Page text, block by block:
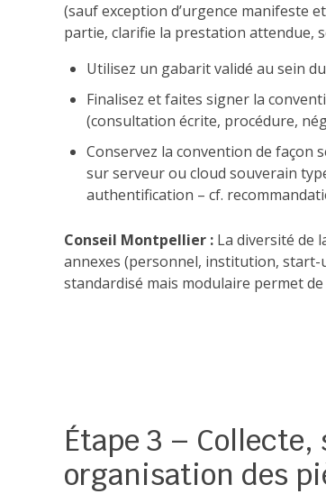
(sauf exception d’urgence manifeste
partie, clarifie la prestation attendue,
Utilisez un gabarit validé au sein
Finalisez et faites signer la
(consultation écrite, procédure,
Conservez la convention de façon
sur serveur ou cloud souverain
authentification – cf.
Conseil Montpellier : La diversité de
annexes (personnel, institution, start-
standardisé mais modulaire permet
Étape 3 –
organisation des